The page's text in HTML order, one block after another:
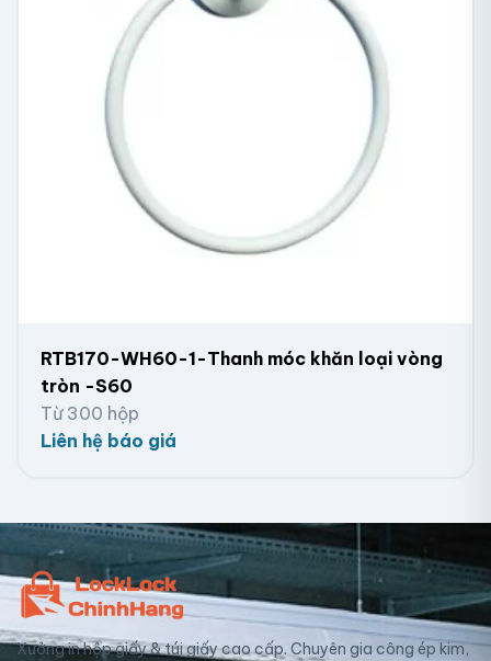
RTB170-WH60-1-Thanh móc khăn loại vòng
tròn -S60
Từ 300 hộp
Liên hệ báo giá
Xưởng in hộp giấy & túi giấy cao cấp. Chuyên gia công ép kim,